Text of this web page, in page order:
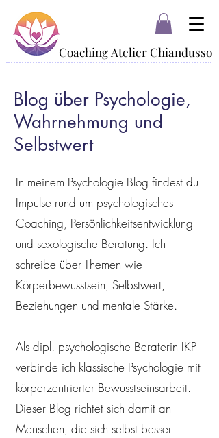
Coaching Atelier Chiandusso
Coaching Atelier Chiandusso
Blog über Psychologie,
Wahrnehmung und
Selbstwert
In meinem Psychologie Blog findest du
Impulse rund um psychologisches
Coaching, Persönlichkeitsentwicklung
und sexologische Beratung. Ich
schreibe über Themen wie
Körperbewusstsein, Selbstwert,
Beziehungen und mentale Stärke.
Als dipl. psychologische Beraterin IKP
verbinde ich klassische Psychologie mit
körperzentrierter Bewusstseinsarbeit.
Dieser Blog richtet sich damit an
Menschen, die sich selbst besser